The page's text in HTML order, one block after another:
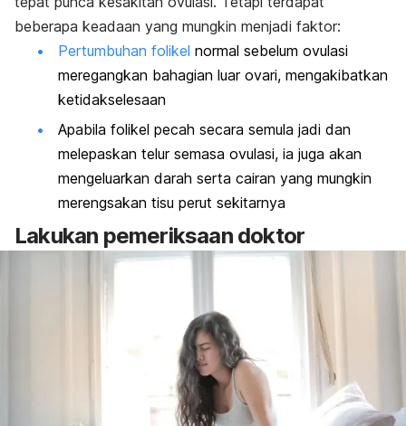
beberapa keadaan yang mungkin menjadi faktor:
Pertumbuhan folikel normal sebelum ovulasi
meregangkan bahagian luar ovari, mengakibatkan
ketidakselesaan
Apabila folikel pecah secara semula jadi dan
melepaskan telur semasa ovulasi, ia juga akan
mengeluarkan darah serta cairan yang mungkin
merengsakan tisu perut sekitarnya
Lakukan pemeriksaan doktor